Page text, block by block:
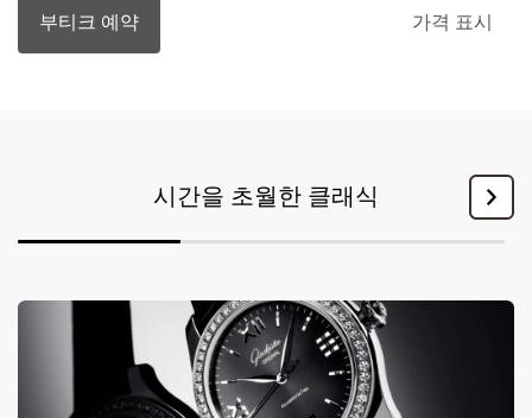
부티크 예약 가격 표시
시간을 초월한 클래식